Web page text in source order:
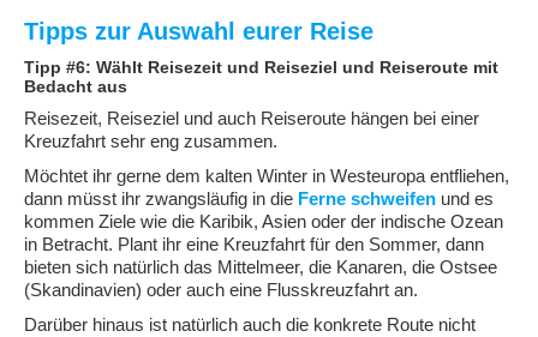
Tipps zur Auswahl eurer Reise
Tipp #6: Wählt Reisezeit und Reiseziel und Reiseroute mit
Bedacht aus
Reisezeit, Reiseziel und auch Reiseroute hängen bei einer
Kreuzfahrt sehr eng zusammen.
Möchtet ihr gerne dem kalten Winter in Westeuropa entfliehen,
dann müsst ihr zwangsläufig in die Ferne schweifen und es
kommen Ziele wie die Karibik, Asien oder der indische Ozean
in Betracht. Plant ihr eine Kreuzfahrt für den Sommer, dann
bieten sich natürlich das Mittelmeer, die Kanaren, die Ostsee
(Skandinavien) oder auch eine Flusskreuzfahrt an.
Darüber hinaus ist natürlich auch die konkrete Route nicht